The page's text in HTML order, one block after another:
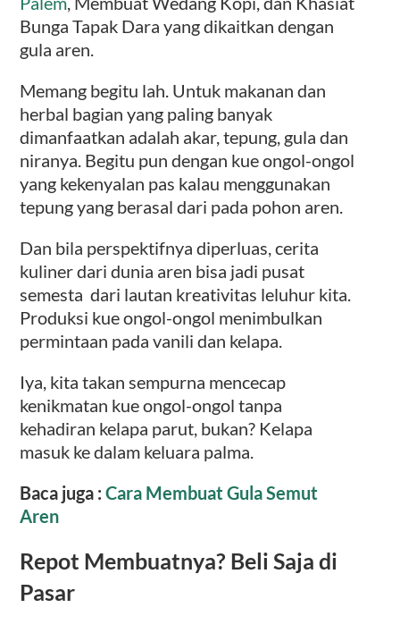
Bunga Tapak Dara yang dikaitkan dengan
gula aren.
Memang begitu lah. Untuk makanan dan
herbal bagian yang paling banyak
dimanfaatkan adalah akar, tepung, gula dan
niranya. Begitu pun dengan kue ongol-ongol
yang kekenyalan pas kalau menggunakan
tepung yang berasal dari pada pohon aren.
Dan bila perspektifnya diperluas, cerita
kuliner dari dunia aren bisa jadi pusat
semesta dari lautan kreativitas leluhur kita.
Produksi kue ongol-ongol menimbulkan
permintaan pada vanili dan kelapa.
Iya, kita takan sempurna mencecap
kenikmatan kue ongol-ongol tanpa
kehadiran kelapa parut, bukan? Kelapa
masuk ke dalam keluara palma.
Baca juga :Cara Membuat Gula Semut
Aren
Repot Membuatnya? Beli Saja di
Pasar